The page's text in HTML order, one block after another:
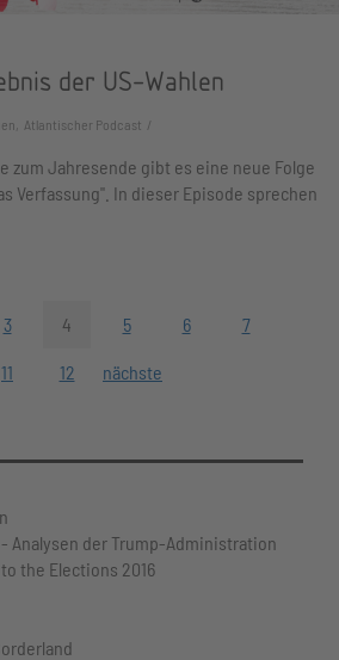
der US-Wahlen
Atlantischer Podcast
zum Jahresende gibt es eine neue Folge
Verfassung". In dieser Episode sprechen
3 4 5 6 7
11 12 nächste
- Analysen der Trump-Administration
the Elections 2016